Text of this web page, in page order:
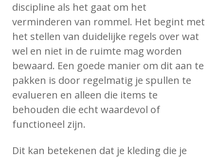
discipline als het gaat om het
verminderen van rommel. Het begint met
het stellen van duidelijke regels over wat
wel en niet in de ruimte mag worden
bewaard. Een goede manier om dit aan te
pakken is door regelmatig je spullen te
evalueren en alleen die items te
behouden die echt waardevol of
functioneel zijn.
Dit kan betekenen dat je kleding die je